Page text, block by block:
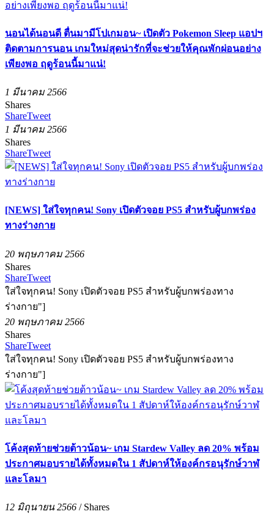
นอนได้นอนดี ตื่นมามีโปเกมอน~ เปิดตัว Pokemon Sleep แอปฯ
ติดตามการนอน เกมใหม่สุดน่ารักที่จะช่วยให้คุณพักผ่อนอย่าง
เพียงพอ ฤดูร้อนนี้มาแน่!
1 มีนาคม 2566
Shares
ShareTweet
1 มีนาคม 2566
Shares
ShareTweet
[NEWS] ใส่ใจทุกคน! Sony เปิดตัวจอย PS5 สำหรับผู้บกพร่อง
ทางร่างกาย
20 พฤษภาคม 2566
Shares
ShareTweet
ใส่ใจทุกคน! Sony เปิดตัวจอย PS5 สำหรับผู้บกพร่องทาง
ร่างกาย"]
20 พฤษภาคม 2566
Shares
ShareTweet
ใส่ใจทุกคน! Sony เปิดตัวจอย PS5 สำหรับผู้บกพร่องทาง
ร่างกาย"]
โค้งสุดท้ายช่วยต้าวน้อน~ เกม Stardew Valley ลด 20% พร้อม
ประกาศมอบรายได้ทั้งหมดใน 1 สัปดาห์ให้องค์กรอนุรักษ์วาฬ
และโลมา
12 มิถุนายน 2566 / Shares